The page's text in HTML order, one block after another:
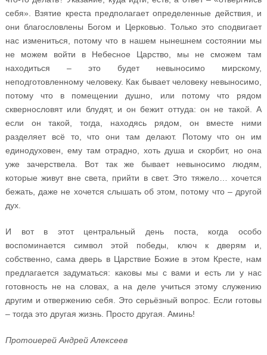
себя». Взятие креста предполагает определенные действия, и
они благословлены Богом и Церковью. Только это сподвигает
нас измениться, потому что в нашем нынешнем состоянии мы
не можем войти в Небесное Царство, мы не сможем там
находиться – это будет невыносимо мирскому,
неподготовленному человеку. Как бывает человеку невыносимо,
потому что в помещении душно, или потому что рядом
сквернословят или блудят, и он бежит оттуда: он не такой. А
если он такой, тогда, находясь рядом, он вместе ними
разделяет всё то, что они там делают. Потому что он им
единодуховен, ему там отрадно, хоть душа и скорбит, но она
уже зачерствела. Вот так же бывает невыносимо людям,
которые живут вне света, прийти в свет. Это тяжело… хочется
бежать, даже не хочется слышать об этом, потому что – другой
дух.
И вот в этот центральный день поста, когда особо
воспоминается символ этой победы, ключ к дверям и,
собственно, сама дверь в Царствие Божие в этом Кресте, нам
предлагается задуматься: каковы мы с вами и есть ли у нас
готовность не на словах, а на деле учиться этому служению
другим и отвержению себя. Это серьёзный вопрос. Если готовы
– тогда это другая жизнь. Просто другая. Аминь!
Протоиерей Андрей Алексеев